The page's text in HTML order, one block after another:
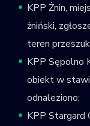
KPP Żnin,
żniński,
teren
KPP Sępolno
obiekt w
odnaleziono;
KPP Stargard